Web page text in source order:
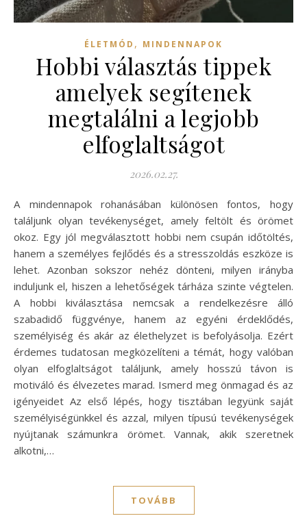
ÉLETMÓD , MINDENNAPOK
Hobbi választás tippek
amelyek segítenek
megtalálni a legjobb
elfoglaltságot
2026.02.27.
A mindennapok rohanásában különösen fontos, hogy
találjunk olyan tevékenységet, amely feltölt és örömet
okoz. Egy jól megválasztott hobbi nem csupán időtöltés,
hanem a személyes fejlődés és a stresszoldás eszköze is
lehet. Azonban sokszor nehéz dönteni, milyen irányba
induljunk el, hiszen a lehetőségek tárháza szinte végtelen.
A hobbi kiválasztása nemcsak a rendelkezésre álló
szabadidő függvénye, hanem az egyéni érdeklődés,
személyiség és akár az élethelyzet is befolyásolja. Ezért
érdemes tudatosan megközelíteni a témát, hogy valóban
olyan elfoglaltságot találjunk, amely hosszú távon is
motiváló és élvezetes marad. Ismerd meg önmagad és az
igényeidet Az első lépés, hogy tisztában legyünk saját
személyiségünkkel és azzal, milyen típusú tevékenységek
nyújtanak számunkra örömet. Vannak, akik szeretnek
alkotni,…
TOVÁBB